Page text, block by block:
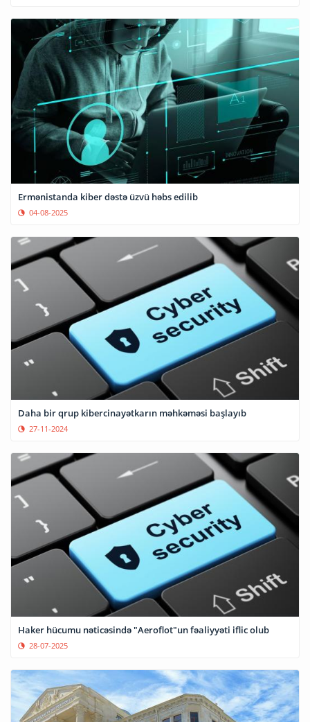
Ermənistanda kiber dəstə üzvü həbs edilib
04-08-2025
Daha bir qrup kibercinayətkarın məhkəməsi başlayıb
27-11-2024
Haker hücumu nəticəsində "Aeroflot"un fəaliyyəti iflic olub
28-07-2025